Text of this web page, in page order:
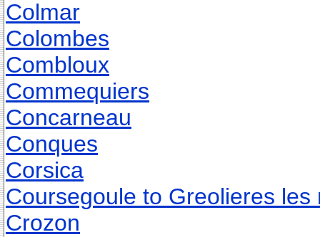
Colmar
Colombes
Combloux
Commequiers
Concarneau
Conques
Corsica
Coursegoule to Greolieres les
Crozon